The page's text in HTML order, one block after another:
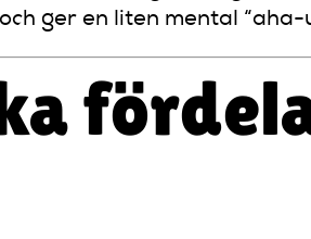
ger en liten mental “aha-